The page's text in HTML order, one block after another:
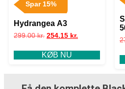
Spar 15%
Hydrangea A3
299.00kr. 254.15 kr.
KØB NU